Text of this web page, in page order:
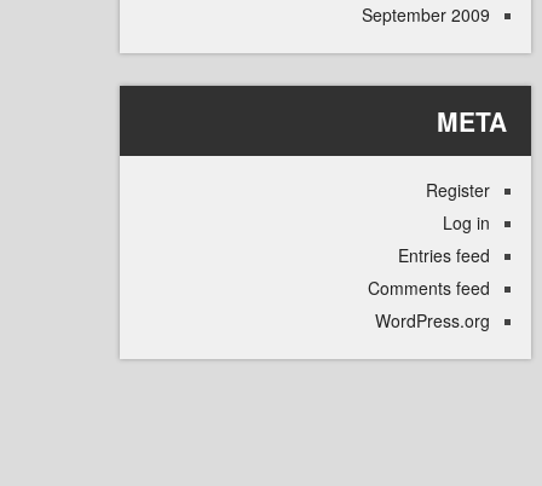
September
Entries
Comments